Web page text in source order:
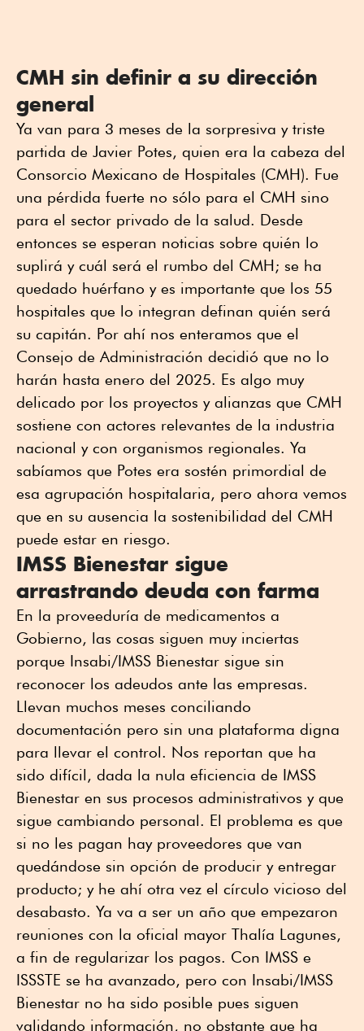
CMH sin definir a su dirección
general
Ya van para 3 meses de la sorpresiva y triste
partida de Javier Potes, quien era la cabeza del
Consorcio Mexicano de Hospitales (CMH). Fue
una pérdida fuerte no sólo para el CMH sino
para el sector privado de la salud. Desde
entonces se esperan noticias sobre quién lo
suplirá y cuál será el rumbo del CMH; se ha
quedado huérfano y es importante que los 55
hospitales que lo integran definan quién será
su capitán. Por ahí nos enteramos que el
Consejo de Administración decidió que no lo
harán hasta enero del 2025. Es algo muy
delicado por los proyectos y alianzas que CMH
sostiene con actores relevantes de la industria
nacional y con organismos regionales. Ya
sabíamos que Potes era sostén primordial de
esa agrupación hospitalaria, pero ahora vemos
que en su ausencia la sostenibilidad del CMH
puede estar en riesgo.
IMSS Bienestar sigue
arrastrando deuda con farma
En la proveeduría de medicamentos a
Gobierno, las cosas siguen muy inciertas
porque Insabi/IMSS Bienestar sigue sin
reconocer los adeudos ante las empresas.
Llevan muchos meses conciliando
documentación pero sin una plataforma digna
para llevar el control. Nos reportan que ha
sido difícil, dada la nula eficiencia de IMSS
Bienestar en sus procesos administrativos y que
sigue cambiando personal. El problema es que
si no les pagan hay proveedores que van
quedándose sin opción de producir y entregar
producto; y he ahí otra vez el círculo vicioso del
desabasto. Ya va a ser un año que empezaron
reuniones con la oficial mayor Thalía Lagunes,
a fin de regularizar los pagos. Con IMSS e
ISSSTE se ha avanzado, pero con Insabi/IMSS
Bienestar no ha sido posible pues siguen
validando información, no obstante que ha